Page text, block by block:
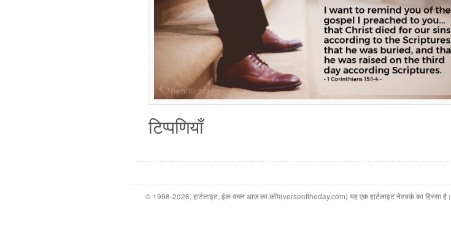
टिप्पणियाँ
© 1998-2026, हार्टलाइट, इंक वचन आज का.कॉम(verseoftheday.com) यह एक हार्टलाइट नेटवर्क का हिस्सा है।